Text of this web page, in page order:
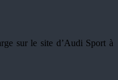
sur le site d’Audi Sport à